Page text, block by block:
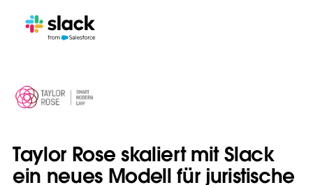
Taylor Rose skaliert mit Slack
ein neues Modell für juristische